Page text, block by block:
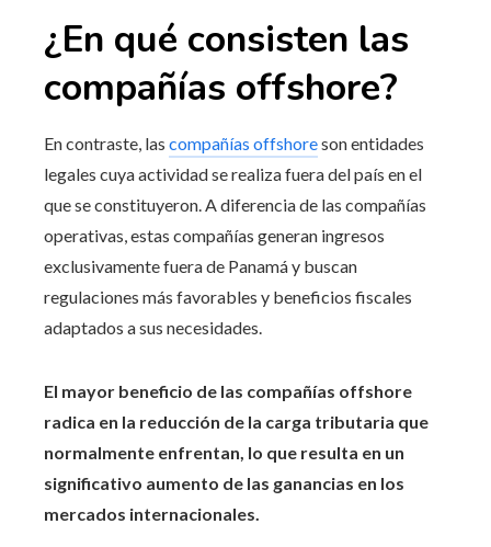
¿En qué consisten las
compañías offshore?
En contraste, las compañías offshoreson entidades
legales cuya actividad se realiza fuera del país en el
que se constituyeron. A diferencia de las compañías
operativas, estas compañías generan ingresos
exclusivamente fuera de Panamá y buscan
regulaciones más favorables y beneficios fiscales
adaptados a sus necesidades.
El mayor beneficio de las compañías offshore
radica en la reducción de la carga tributaria que
normalmente enfrentan, lo que resulta en un
significativo aumento de las ganancias en los
mercados internacionales.